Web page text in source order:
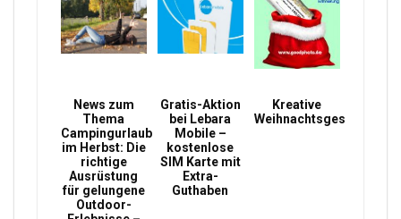
News zum
Thema
Campingurlaub
im Herbst: Die
richtige
Ausrüstung
für gelungene
Outdoor-
Gratis-Aktion
bei Lebara
Mobile –
kostenlose
SIM Karte mit
Extra-
Guthaben
Kreative
Weihnachtsgeschenke